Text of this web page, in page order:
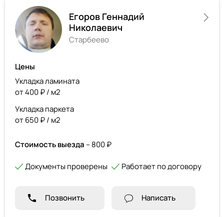
Егоров Геннадий
Николаевич
Старбеево
Цены
Укладка ламината
от 400 ₽ / м2
Укладка паркета
от 650 ₽ / м2
Стоимость выезда – 800 ₽
Документы проверены Работает по договору
Позвонить Написать